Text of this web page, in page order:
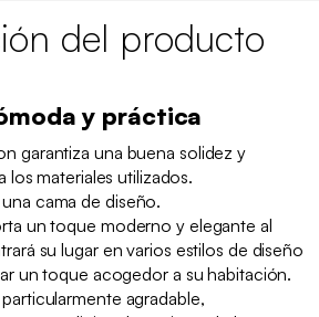
del producto
y práctica
garantiza una buena solidez y
los materiales utilizados.
cama de diseño.
un toque moderno y elegante al
su lugar en varios estilos de diseño
un toque acogedor a su habitación.
agradable,